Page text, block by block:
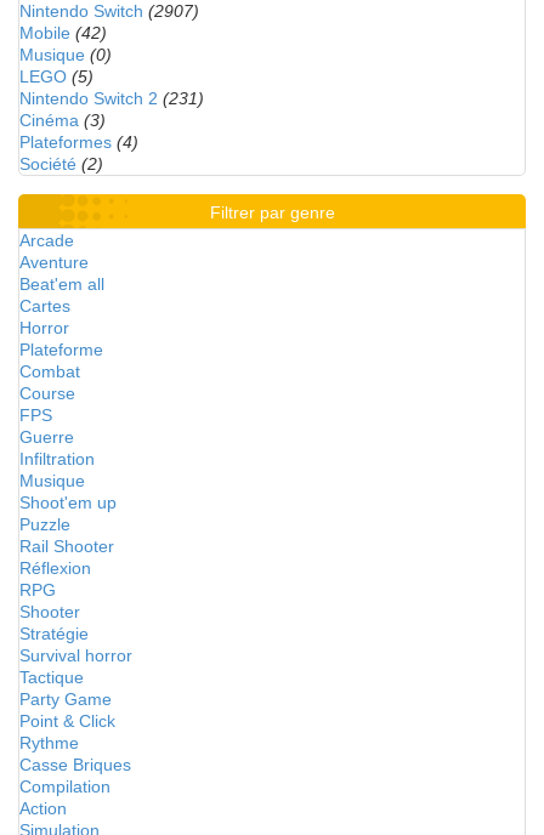
Nintendo Switch (2907)
Mobile (42)
Musique (0)
LEGO (5)
Nintendo Switch 2 (231)
Cinéma (3)
Plateformes (4)
Société (2)
Filtrer par genre
Arcade
Aventure
Beat'em all
Cartes
Horror
Plateforme
Combat
Course
FPS
Guerre
Infiltration
Musique
Shoot'em up
Puzzle
Rail Shooter
Réflexion
RPG
Shooter
Stratégie
Survival horror
Tactique
Party Game
Point & Click
Rythme
Casse Briques
Compilation
Action
Simulation